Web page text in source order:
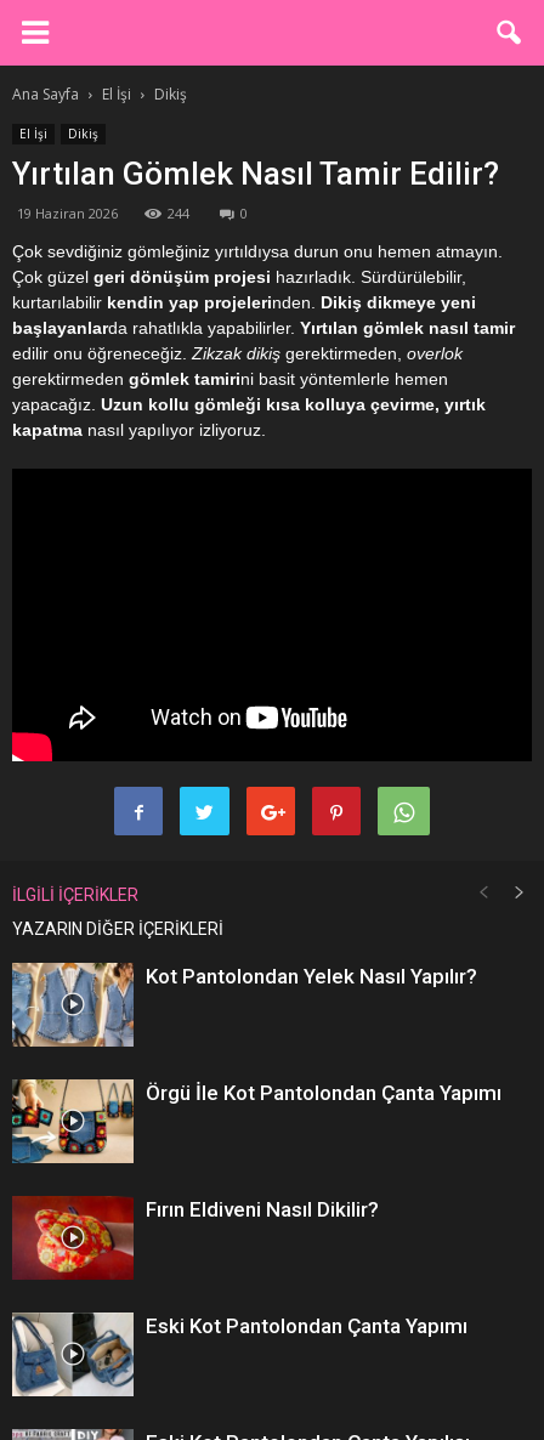
Ana Sayfa El İşi Dikiş
El İşi Dikiş
Yırtılan Gömlek Nasıl Tamir Edilir?
19 Haziran 2026 244 0
Çok sevdiğiniz gömleğiniz yırtıldıysa durun onu hemen atmayın.
Çok güzel geri dönüşüm projesi hazırladık. Sürdürülebilir,
kurtarılabilir kendin yap projelerinden. Dikiş dikmeye yeni
başlayanlarda rahatlıkla yapabilirler. Yırtılan gömlek nasıl tamir
edilir onu öğreneceğiz. Zikzak dikiş gerektirmeden, overlok
gerektirmeden gömlek tamirini basit yöntemlerle hemen
yapacağız. Uzun kollu gömleği kısa kolluya çevirme, yırtık
kapatma nasıl yapılıyor izliyoruz.
İLGİLİ İÇERİKLER
YAZARIN DİĞER İÇERİKLERİ
Kot Pantolondan Yelek Nasıl Yapılır?
Örgü İle Kot Pantolondan Çanta Yapımı
Fırın Eldiveni Nasıl Dikilir?
Eski Kot Pantolondan Çanta Yapımı